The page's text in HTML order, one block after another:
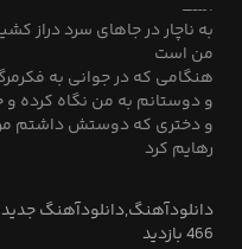
است
به ناچار در جاهای سرد دراز
من است
هنگامی که در جوانی به
و دوستانم به من نگاه کرده و
و دختری که دوستش داشتم
رهایم کرد
دانلودآهنگ,دانلودآهنگ جدید
466 بازدید